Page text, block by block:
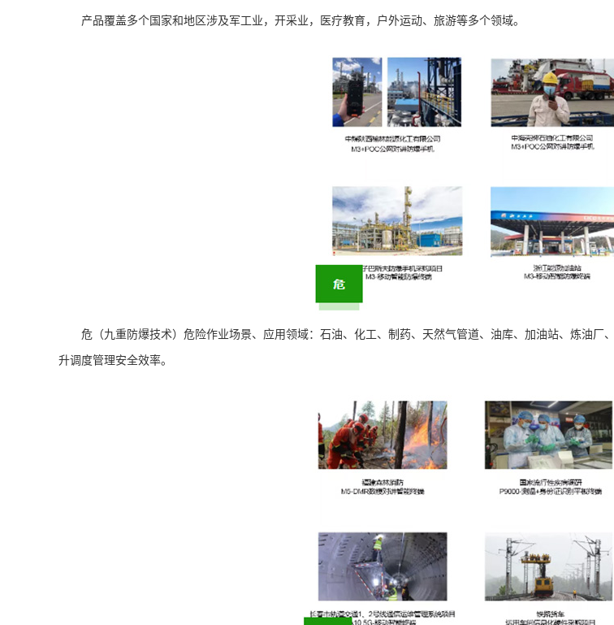
产品覆盖多个国家和地区涉及军工业，开采业，医疗教育，户外运动、旅游等多个领域。
危（九重防爆技术）危险作业场景、应用领域：石油、化工、制药、天然气管道、油库、加油站、炼油
升调度管理安全效率。